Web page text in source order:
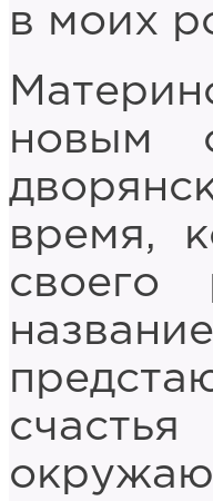
в моих
новым
время,
своего